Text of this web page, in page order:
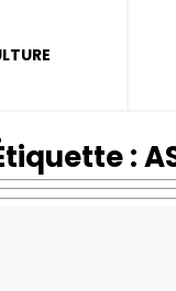
: